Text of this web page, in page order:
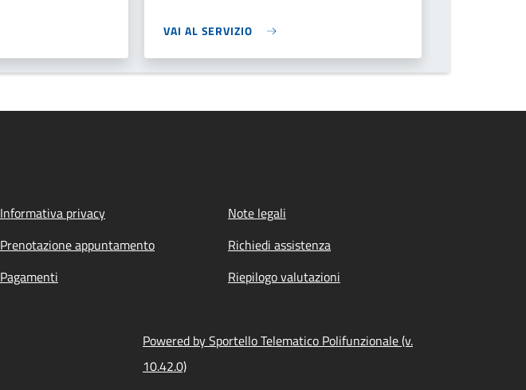
VAI AL SERVIZIO
Informativa privacy
Note legali
Prenotazione appuntamento
Richiedi assistenza
Pagamenti
Riepilogo valutazioni
Powered by Sportello Telematico Polifunzionale (v.
10.42.0)